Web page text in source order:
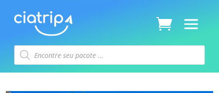
Pesquisar
produtos